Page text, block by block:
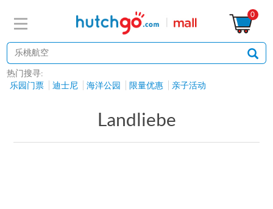
0
热门搜寻:
乐园门票
迪士尼 海洋公园 限量优惠 亲子活动
Landliebe